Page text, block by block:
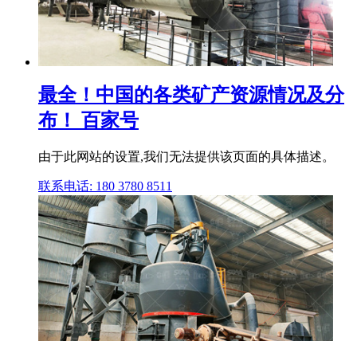
最全！中国的各类矿产资源情况及分
布！ 百家号
由于此网站的设置,我们无法提供该页面的具体描述。
联系电话: 180 3780 8511